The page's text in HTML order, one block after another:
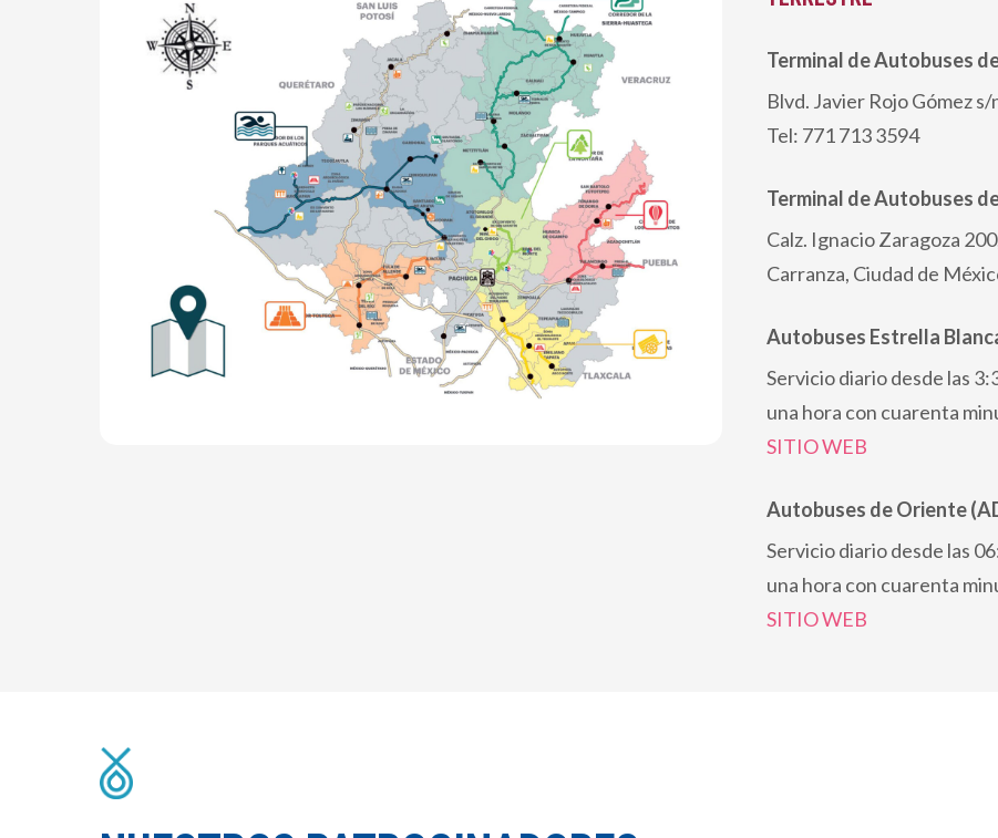
Terminal de Autobuses
Blvd. Javier Rojo Gómez
Tel: 771 713 3594
Terminal de Autobuses
Calz. Ignacio Zaragoza
Carranza, Ciudad de
Autobuses Estrella
Servicio diario desde las
una hora con cuarenta
SITIO WEB
Autobuses de Oriente
Servicio diario desde las
una hora con cuarenta
SITIO WEB